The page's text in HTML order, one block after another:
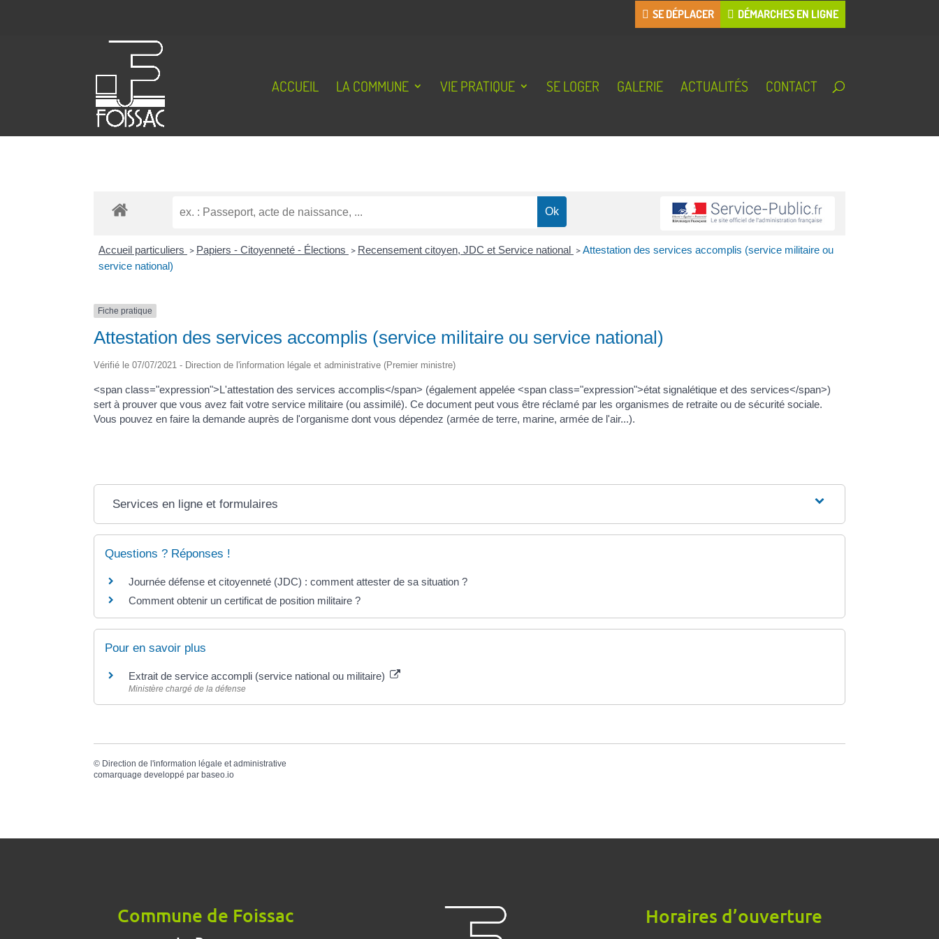
SE DÉPLACER DÉMARCHES EN LIGNE
ACCUEIL LA COMMUNE VIE PRATIQUE SE LOGER GALERIE ACTUALITÉS CONTACT
Accueil particuliers > Papiers - Citoyenneté - Élections > Recensement citoyen, JDC et Service national >Attestation des services accomplis (service militaire ou
service national)
Fiche pratique
Attestation des services accomplis (service militaire ou service national)
Vérifié le 07/07/2021 - Direction de l'information légale et administrative (Premier ministre)
<span class="expression">L'attestation des services accomplis</span> (également appelée <span class="expression">état signalétique et des services</span>)
sert à prouver que vous avez fait votre service militaire (ou assimilé). Ce document peut vous être réclamé par les organismes de retraite ou de sécurité sociale.
Vous pouvez en faire la demande auprès de l'organisme dont vous dépendez (armée de terre, marine, armée de l'air...).
Services en ligne et formulaires
Questions ? Réponses !
Journée défense et citoyenneté (JDC) : comment attester de sa situation ?
Comment obtenir un certificat de position militaire ?
Pour en savoir plus
Extrait de service accompli (service national ou militaire)
Ministère chargé de la défense
© Direction de l'information légale et administrative
comarquage developpé par baseo.io
Commune de Foissac Horaires d’ouverture